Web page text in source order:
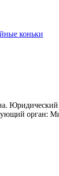
коньки
орган: